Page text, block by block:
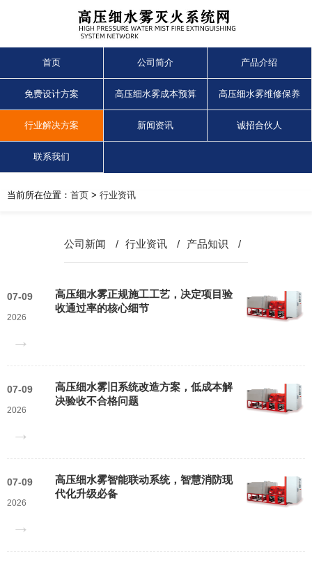
首页 公司简介 产品介绍
免费设计方案 高压细水雾成本预算 高压细水雾维修保养
行业解决方案 新闻资讯 诚招合伙人
联系我们
当前所在位置： 首页 > 行业资讯
公司新闻 / 行业资讯 / 产品知识 /
07-09
2026
→
高压细水雾正规施工工艺，决定项目验
收通过率的核心细节
07-09
2026
→
高压细水雾旧系统改造方案，低成本解
决验收不合格问题
07-09
2026
→
高压细水雾智能联动系统，智慧消防现
代化升级必备